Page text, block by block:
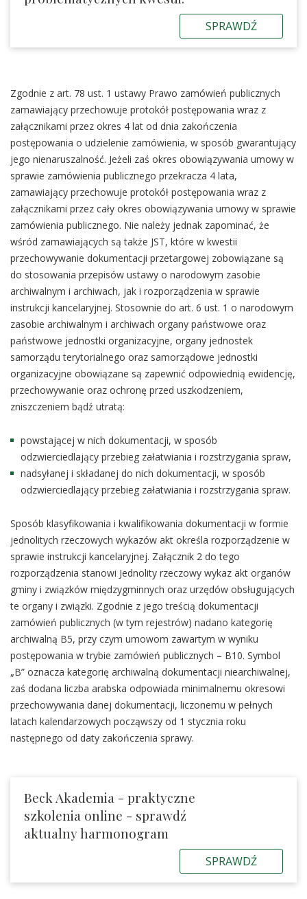
SPRAWDŹ
Zgodnie z art. 78 ust. 1 ustawy Prawo zamówień publicznych
zamawiający przechowuje protokół postępowania wraz z
załącznikami przez okres 4 lat od dnia zakończenia
postępowania o udzielenie zamówienia, w sposób gwarantujący
jego nienaruszalność. Jeżeli zaś okres obowiązywania umowy w
sprawie zamówienia publicznego przekracza 4 lata,
zamawiający przechowuje protokół postępowania wraz z
załącznikami przez cały okres obowiązywania umowy w sprawie
zamówienia publicznego. Nie należy jednak zapominać, że
wśród zamawiających są także JST, które w kwestii
przechowywanie dokumentacji przetargowej zobowiązane są
do stosowania przepisów ustawy o narodowym zasobie
archiwalnym i archiwach, jak i rozporządzenia w sprawie
instrukcji kancelaryjnej. Stosownie do art. 6 ust. 1 o narodowym
zasobie archiwalnym i archiwach organy państwowe oraz
państwowe jednostki organizacyjne, organy jednostek
samorządu terytorialnego oraz samorządowe jednostki
organizacyjne obowiązane są zapewnić odpowiednią ewidencję,
przechowywanie oraz ochronę przed uszkodzeniem,
zniszczeniem bądź utratą:
powstającej w nich dokumentacji, w sposób
odzwierciedlający przebieg załatwiania i rozstrzygania spraw,
nadsyłanej i składanej do nich dokumentacji, w sposób
odzwierciedlający przebieg załatwiania i rozstrzygania spraw.
Sposób klasyfikowania i kwalifikowania dokumentacji w formie
jednolitych rzeczowych wykazów akt określa rozporządzenie w
sprawie instrukcji kancelaryjnej. Załącznik 2 do tego
rozporządzenia stanowi Jednolity rzeczowy wykaz akt organów
gminy i związków międzygminnych oraz urzędów obsługujących
te organy i związki. Zgodnie z jego treścią dokumentacji
zamówień publicznych (w tym rejestrów) nadano kategorię
archiwalną B5, przy czym umowom zawartym w wyniku
postępowania w trybie zamówień publicznych – B10. Symbol
„B” oznacza kategorię archiwalną dokumentacji niearchiwalnej,
zaś dodana liczba arabska odpowiada minimalnemu okresowi
przechowywania danej dokumentacji, liczonemu w pełnych
latach kalendarzowych począwszy od 1 stycznia roku
następnego od daty zakończenia sprawy.
Beck Akademia - praktyczne
szkolenia online - sprawdź
aktualny harmonogram
SPRAWDŹ